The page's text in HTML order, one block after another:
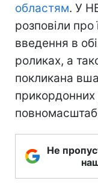
областям. У
розповіли
введення в
роликах, а
покликана
прикордонних
Не